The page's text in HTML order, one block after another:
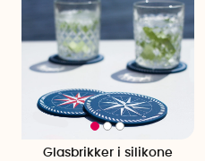
Glasbrikker i silikone